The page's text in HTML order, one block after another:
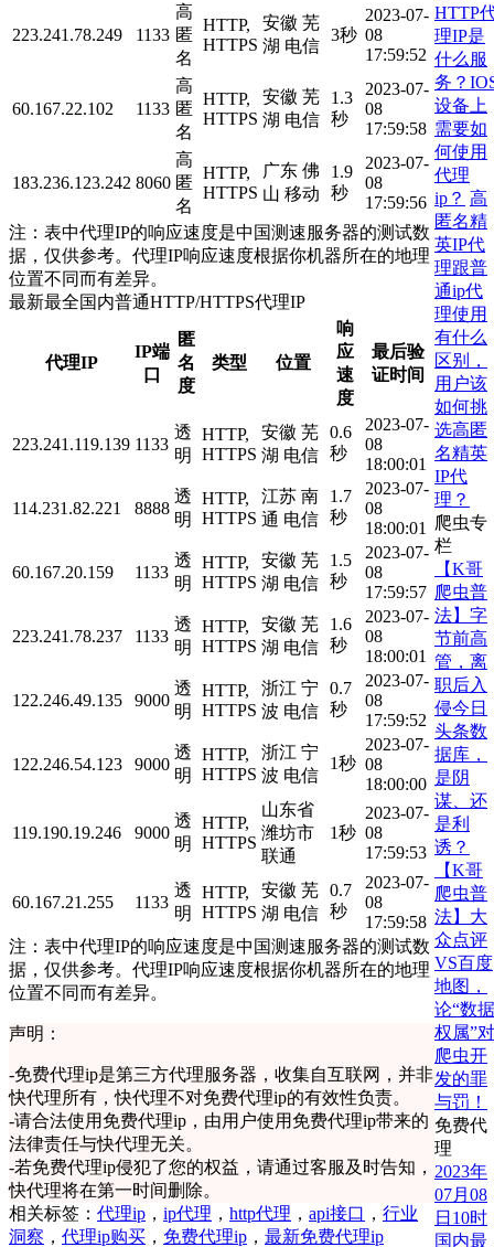
223.241.78.249 1133
高
匿
名
HTTP,
HTTPS
安徽 芜
湖 电信
3秒
2023-07-
08
17:59:52
60.167.22.102 1133
高
匿
名
HTTP,
HTTPS
安徽 芜
湖 电信
1.3
秒
2023-07-
08
17:59:58
183.236.123.242 8060
高
匿
名
HTTP,
HTTPS
广东 佛
山 移动
1.9
秒
2023-07-
08
17:59:56
注：表中代理IP的响应速度是中国测速服务器的测试数
据，仅供参考。代理IP响应速度根据你机器所在的地理
位置不同而有差异。
最新最全国内普通HTTP/HTTPS代理IP
代理IP
IP端
口
匿
名
度
类型 位置
响
应
速
度
最后验
证时间
223.241.119.139 1133
透
明
HTTP,
HTTPS
安徽 芜
湖 电信
0.6
秒
2023-07-
08
18:00:01
114.231.82.221 8888
透
明
HTTP,
HTTPS
江苏 南
通 电信
1.7
秒
2023-07-
08
18:00:01
60.167.20.159 1133
透
明
HTTP,
HTTPS
安徽 芜
湖 电信
1.5
秒
2023-07-
08
17:59:57
223.241.78.237 1133
透
明
HTTP,
HTTPS
安徽 芜
湖 电信
1.6
秒
2023-07-
08
18:00:01
122.246.49.135 9000
透
明
HTTP,
HTTPS
浙江 宁
波 电信
0.7
秒
2023-07-
08
17:59:52
122.246.54.123 9000
透
明
HTTP,
HTTPS
浙江 宁
波 电信
1秒
2023-07-
08
18:00:00
119.190.19.246 9000
透
明
HTTP,
HTTPS
山东省
潍坊市
联通
1秒
2023-07-
08
17:59:53
60.167.21.255 1133
透
明
HTTP,
HTTPS
安徽 芜
湖 电信
0.7
秒
2023-07-
08
17:59:58
注：表中代理IP的响应速度是中国测速服务器的测试数
据，仅供参考。代理IP响应速度根据你机器所在的地理
位置不同而有差异。
声明：
-免费代理ip是第三方代理服务器，收集自互联网，并非
快代理所有，快代理不对免费代理ip的有效性负责。
-请合法使用免费代理ip，由用户使用免费代理ip带来的
法律责任与快代理无关。
-若免费代理ip侵犯了您的权益，请通过客服及时告知，
快代理将在第一时间删除。
相关标签： 代理ip ， ip代理 ， http代理 ， api接口 ， 行业
洞察 ， 代理ip购买 ， 免费代理ip ， 最新免费代理ip
HTTP
理IP是
什么服
务？
设备上
需要如
何使用
代理
ip？ 高
匿名精
英IP代
理跟普
通ip代
理使用
有什么
区别，
用户该
如何挑
选高匿
名精英
IP代
理？
爬虫专
栏
【K哥
爬虫普
法】字
节前高
管，离
职后入
侵今日
头条数
据库，
是阴
谋、还
是利
诱？
【K哥
爬虫普
法】大
众点评
VS百度
地图，
论“数据
权属”对
爬虫开
发的罪
与罚！
免费代
理
2023年
07月08
日10时
国内最